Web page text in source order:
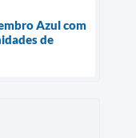
Azul com
de